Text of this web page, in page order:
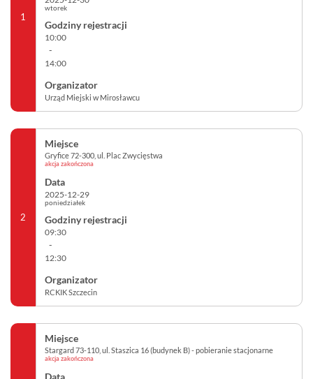
1
wtorek
10:00
-
14:00
Urząd Miejski w Mirosławcu
2
Gryfice 72-300, ul. Plac Zwycięstwa
akcja zakończona
2025-12-29
poniedziałek
09:30
-
12:30
RCKIK Szczecin
Stargard 73-110, ul. Staszica 16 (budynek B) - pobieranie stacjonarne
akcja zakończona